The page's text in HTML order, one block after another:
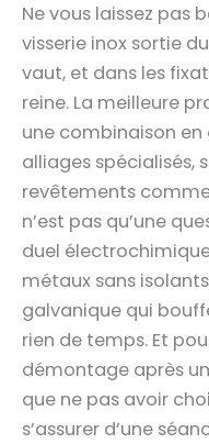
Ne vous laissez pas
visserie inox sortie
vaut, et dans les
reine. La meilleure
une combinaison en
alliages spécialisés,
revêtements comme
n’est pas qu’une
duel
métaux sans
galvanique qui
rien de temps. Et
démontage après
que ne pas avoir
s’assurer d’une